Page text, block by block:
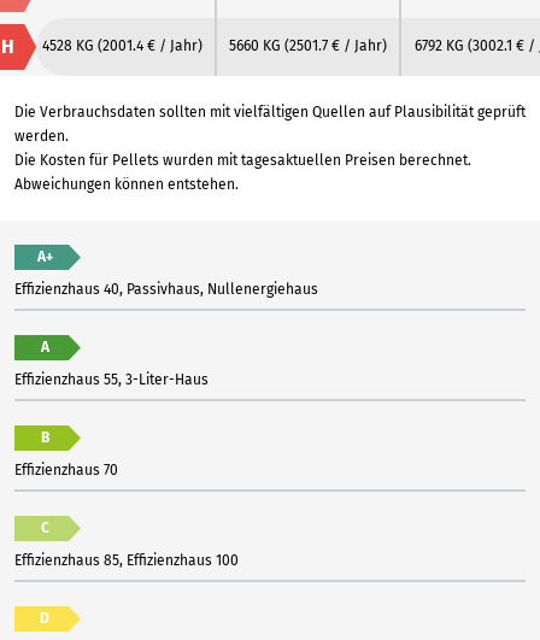
H 4528 KG (2001.4 € / Jahr) 5660 KG (2501.7 € / Jahr) 6792 KG (3002.1 € /
Die Verbrauchsdaten sollten mit vielfältigen Quellen auf Plausibilität geprüft
werden.
Die Kosten für Pellets wurden mit tagesaktuellen Preisen berechnet.
Abweichungen können entstehen.
A+
Effizienzhaus 40, Passivhaus, Nullenergiehaus
A
Effizienzhaus 55, 3-Liter-Haus
B
Effizienzhaus 70
C
Effizienzhaus 85, Effizienzhaus 100
D